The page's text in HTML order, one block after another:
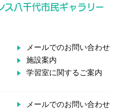
ス八千代市民ギャラリー
メールでのお問い合わせ
施設案内
学習室に関するご案内
メールでのお問い合わせ